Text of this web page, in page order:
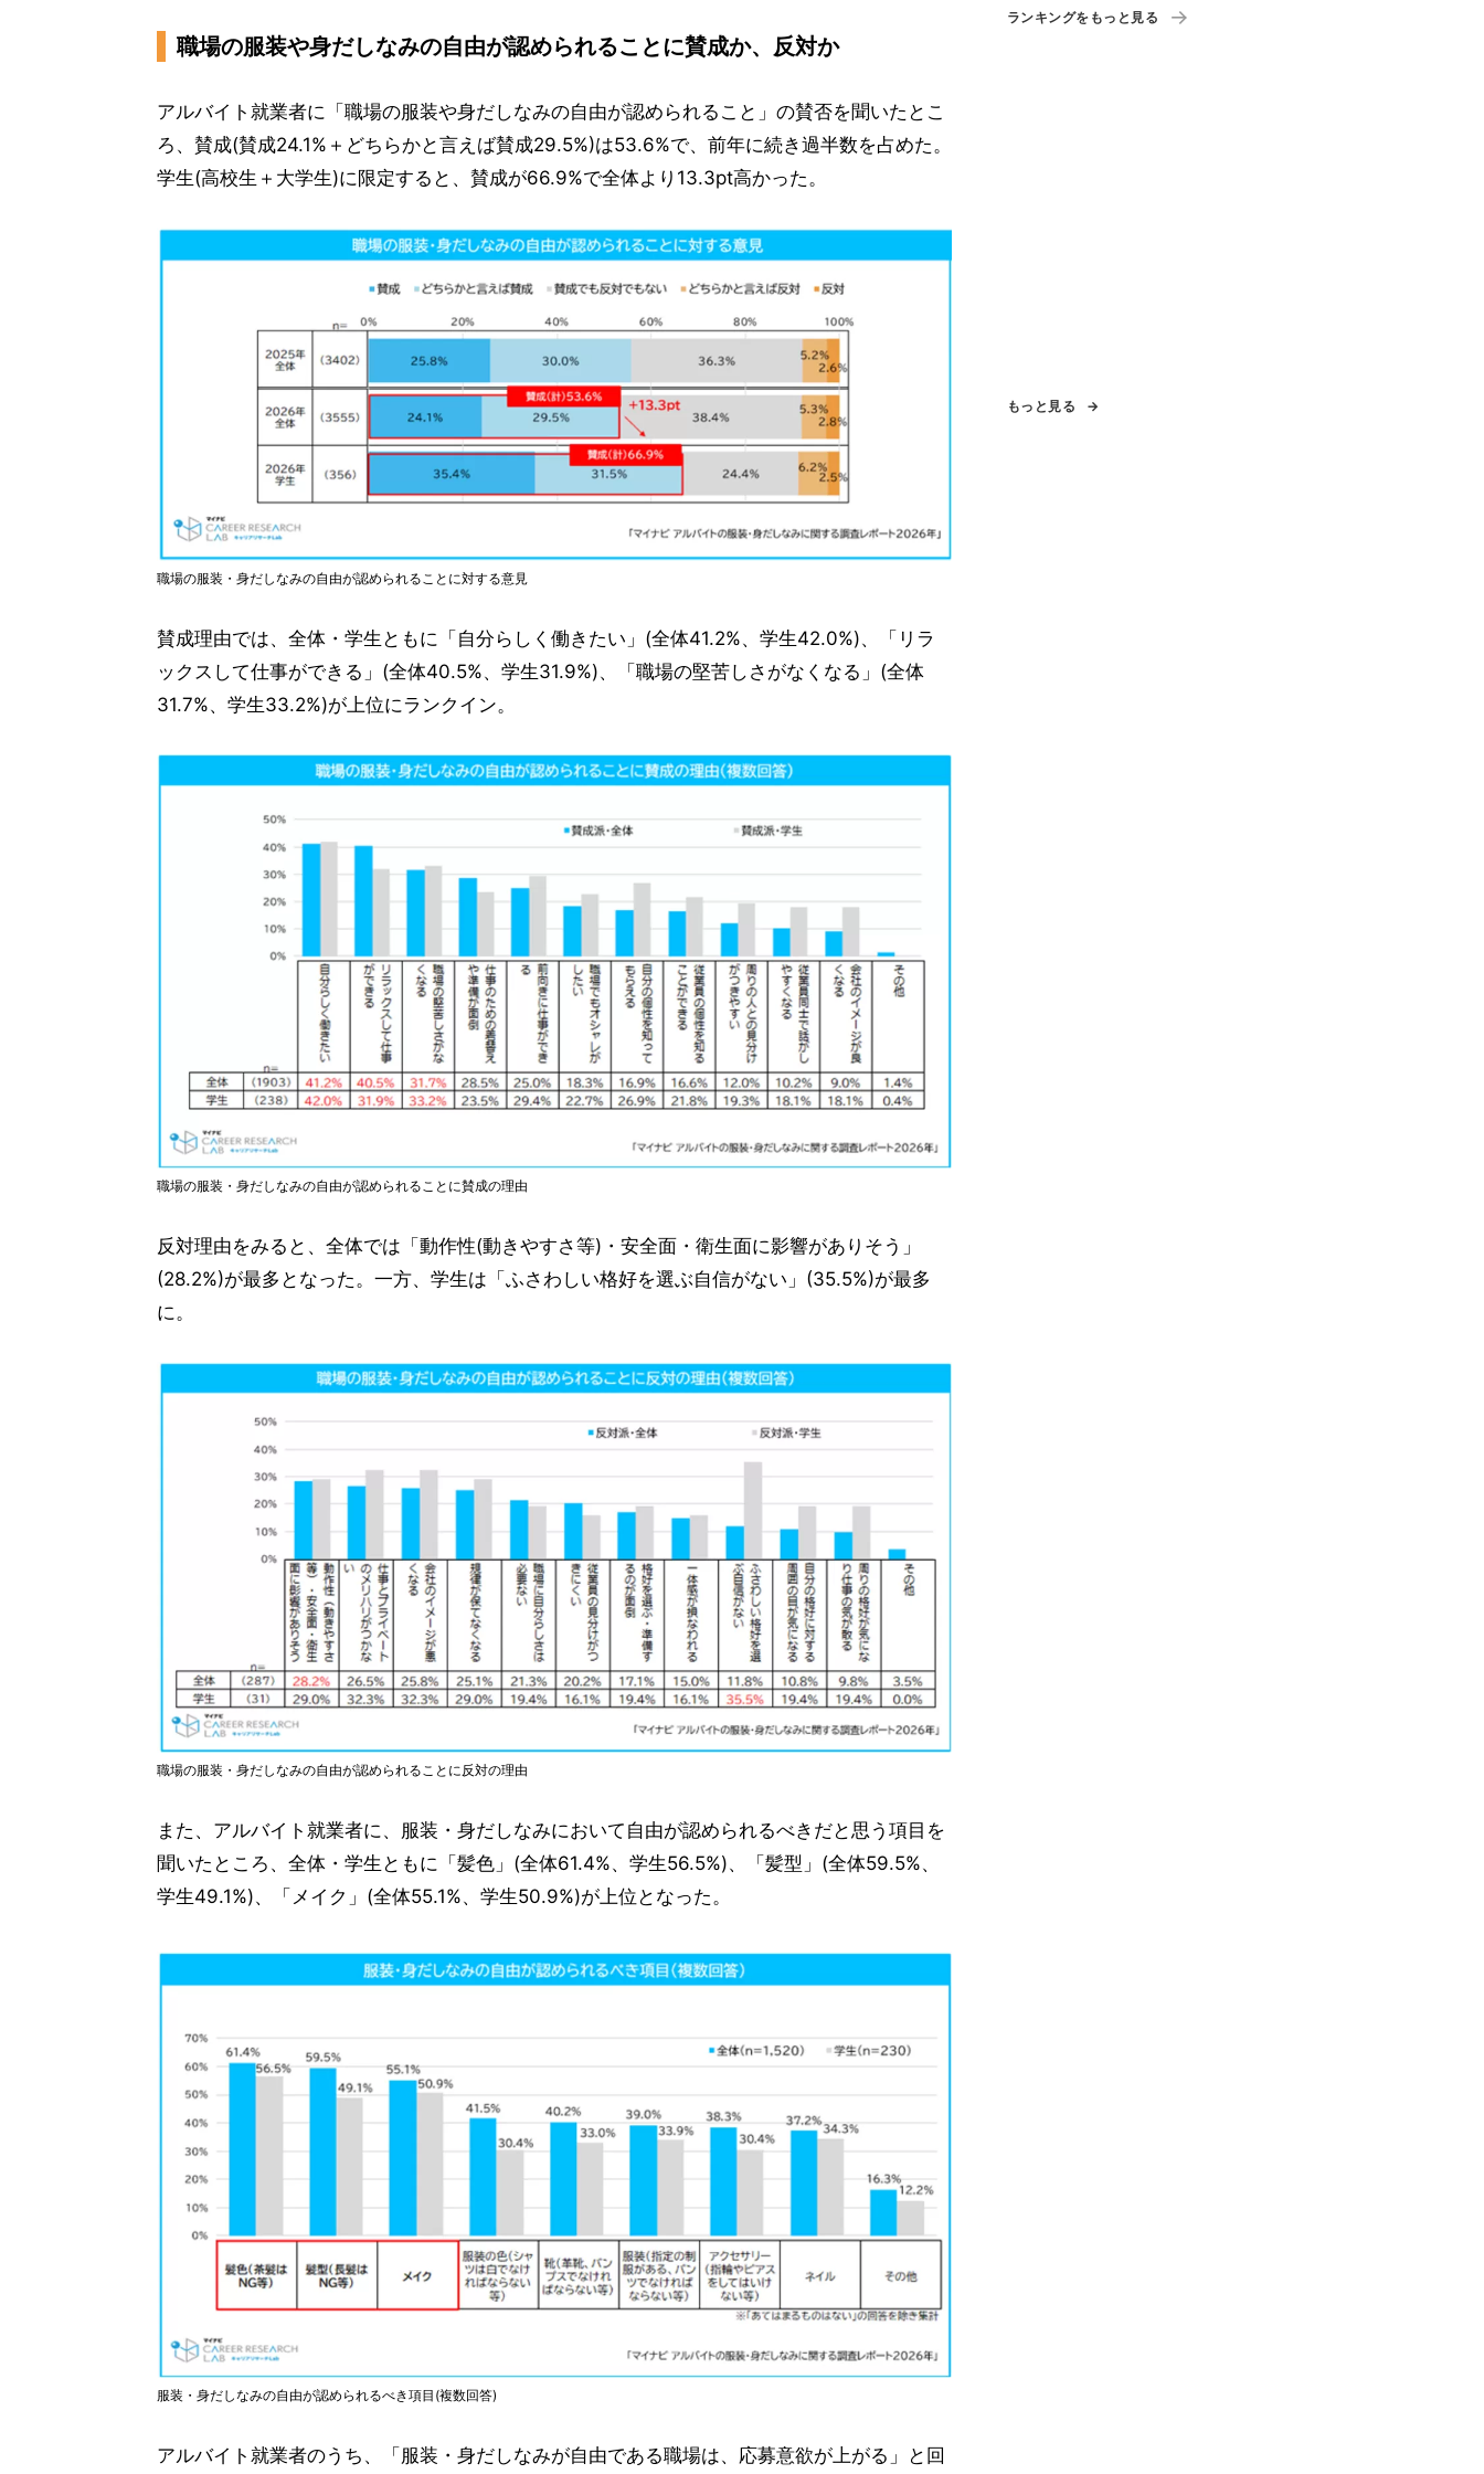
職場の服装や身だしなみの自由が認められることに賛成か、反対か
アルバイト就業者に「職場の服装や身だしなみの自由が認められること」の賛否を聞いたとこ
ろ、賛成(賛成24.1%＋どちらかと言えば賛成29.5%)は53.6%で、前年に続き過半数を占めた。
学生(高校生＋大学生)に限定すると、賛成が66.9%で全体より13.3pt高かった。
職場の服装・身だしなみの自由が認められることに対する意見
賛成理由では、全体・学生ともに「自分らしく働きたい」(全体41.2%、学生42.0%)、「リラ
ックスして仕事ができる」(全体40.5%、学生31.9%)、「職場の堅苦しさがなくなる」(全体
31.7%、学生33.2%)が上位にランクイン。
職場の服装・身だしなみの自由が認められることに賛成の理由
反対理由をみると、全体では「動作性(動きやすさ等)・安全面・衛生面に影響がありそう」
(28.2%)が最多となった。一方、学生は「ふさわしい格好を選ぶ自信がない」(35.5%)が最多
に。
職場の服装・身だしなみの自由が認められることに反対の理由
また、アルバイト就業者に、服装・身だしなみにおいて自由が認められるべきだと思う項目を
聞いたところ、全体・学生ともに「髪色」(全体61.4%、学生56.5%)、「髪型」(全体59.5%、
学生49.1%)、「メイク」(全体55.1%、学生50.9%)が上位となった。
服装・身だしなみの自由が認められるべき項目(複数回答)
アルバイト就業者のうち、「服装・身だしなみが自由である職場は、応募意欲が上がる」と回
ランキングをもっと見る
もっと見る